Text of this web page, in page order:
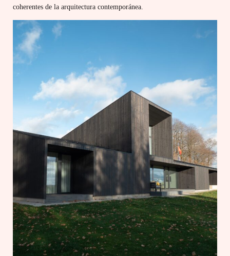
coherentes de la arquitectura contemporánea.